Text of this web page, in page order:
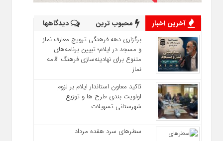
آخرین اخبار محبوب ترین دیدگاهها
برگزاری دهه فرهنگی ترویج معارف نماز
و مسجد در ایلام؛ تبیین برنامه‌های
متنوع برای نهادینه‌سازی فرهنگ اقامه
نماز
تاکید معاون استاندار ایلام بر لزوم
اولویت‌ بندی طرح‌ ها و توزیع
شهرستانی تسهیلات
سطرهای سرد هفده مرداد